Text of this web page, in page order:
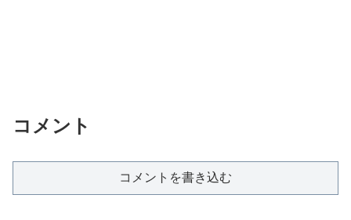
コメント
コメントを書き込む